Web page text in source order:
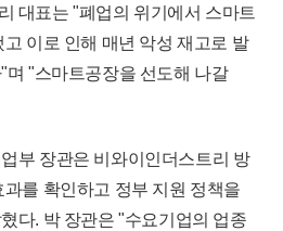
대표는 "폐업의 위기에서 스마트
이로 인해 매년 악성 재고로 발
"스마트공장을 선도해 나갈
부 장관은 비와이인더스트리 방
를 확인하고 정부 지원 정책을
다. 박 장관은 "수요기업의 업종